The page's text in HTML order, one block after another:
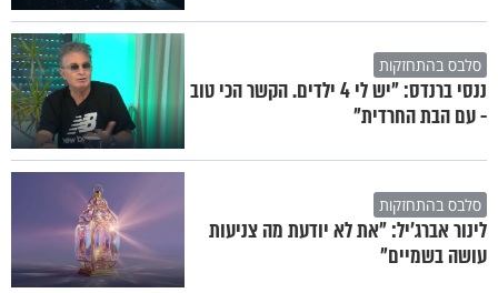
סלבס בהתחזקות
ננסי ברנדס: "יש לי 4 ילדים. הקשר הכי טוב
- עם הבת החרדית"
סלבס בהתחזקות
לינור אברג'יל: "את לא יודעת מה צניעות
עושה בשמיים"